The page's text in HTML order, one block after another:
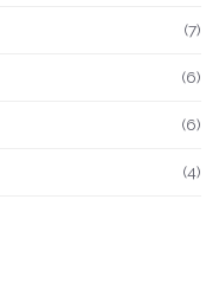
(7)
(6)
(6)
(4)